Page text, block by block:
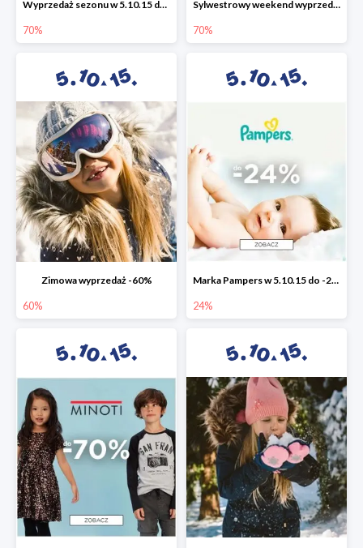
Wyprzedaż sezonu w 5.10.15 do -70%
70%
Sylwestrowy weekend wyprzedaży do -70%
70%
Zimowa wyprzedaż -60%
60%
Marka Pampers w 5.10.15 do -24%
24%